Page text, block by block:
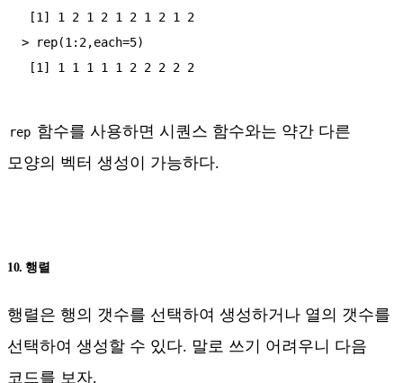
> rep(1:2,each=5)
rep 함수를 사용하면 시퀀스 함수와는 약간 다른
모양의 벡터 생성이 가능하다.
10. 행렬
행렬은 행의 갯수를 선택하여 생성하거나 열의 갯수를
선택하여 생성할 수 있다. 말로 쓰기 어려우니 다음
코드를 보자.